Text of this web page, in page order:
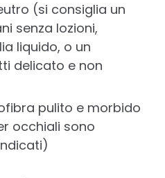
(si consiglia un
senza lozioni,
liquido, o un
delicato e non
pulito e morbido
occhiali sono